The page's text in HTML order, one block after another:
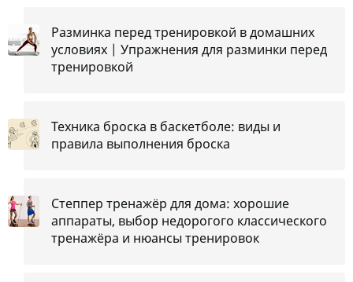
Разминка перед тренировкой в домашних
условиях | Упражнения для разминки перед
тренировкой
Техника броска в баскетболе: виды и
правила выполнения броска
Степпер тренажёр для дома: хорошие
аппараты, выбор недорогого классического
тренажёра и нюансы тренировок